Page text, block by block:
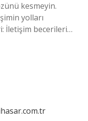
kesmeyin.
yolları
İletişim becerileri…